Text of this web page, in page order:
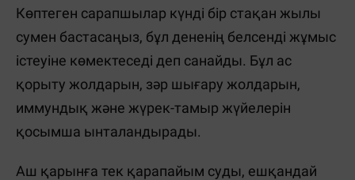
Көптеген сарапшылар күнді бір стақан жылы
сумен бастасаңыз, бұл дененің белсенді жұмыс
істеуіне көмектеседі деп санайды. Бұл ас
қорыту жолдарын, зәр шығару жолдарын,
иммундық және жүрек-тамыр жүйелерін
қосымша ынталандырады.
Аш қарынға тек қарапайым суды, ешқандай